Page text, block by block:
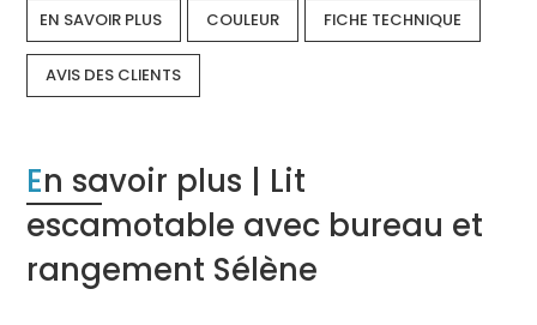
EN SAVOIR PLUS COULEUR FICHE TECHNIQUE
AVIS DES CLIENTS
En savoir plus | Lit
escamotable avec bureau et
rangement Sélène